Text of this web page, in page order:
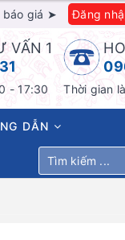
báo giá ➤ Đăng
VẤN 1
- 17:30 Thời gian
DẪN